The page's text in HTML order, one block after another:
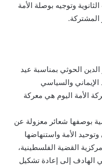
وتوجيه بوصلة الأمة
المشتركة.
الحوثي بمناسبة عيد
والسياسي
الأمة اليوم هي معركة
بوصفها شعائر معزولة عن
وتوحيد الأمة واستنهاضها
القضية الفلسطينية،
الهادف إلى إعادة تشكيل